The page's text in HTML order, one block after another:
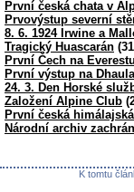
První česká chata v
Prvovýstup severní
8. 6. 1924 Irwine a
Tragický Huascarán
První Čech na Everestu
První výstup na
24. 3. Den Horské
Založení Alpine Club
První česká
Národní archiv
K tomtu